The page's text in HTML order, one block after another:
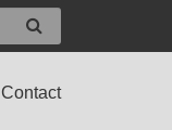
Contact